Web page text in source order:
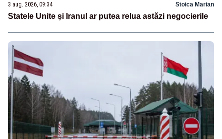
3 aug. 2026, 09:34 Stoica Marian
Statele Unite şi Iranul ar putea relua astăzi negocierile